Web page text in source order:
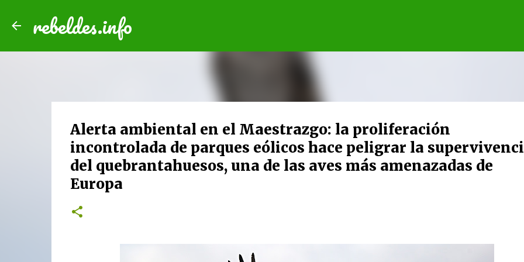
rebeldes.info
Alerta ambiental en el Maestrazgo: la proliferación
incontrolada de parques eólicos hace peligrar la
del quebrantahuesos, una de las aves más amenazadas de
Europa